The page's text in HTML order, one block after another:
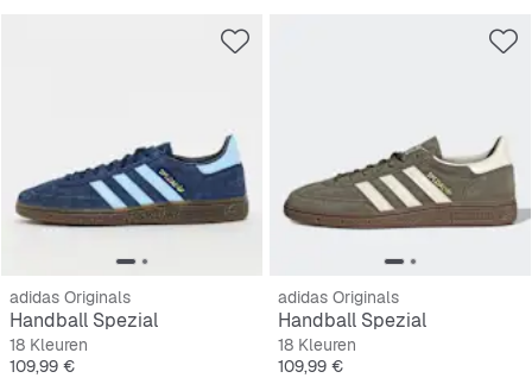
adidas Originals
Handball Spezial
18 Kleuren
Prijs
109,99 €
adidas Originals
Handball Spezial
18 Kleuren
Prijs
109,99 €